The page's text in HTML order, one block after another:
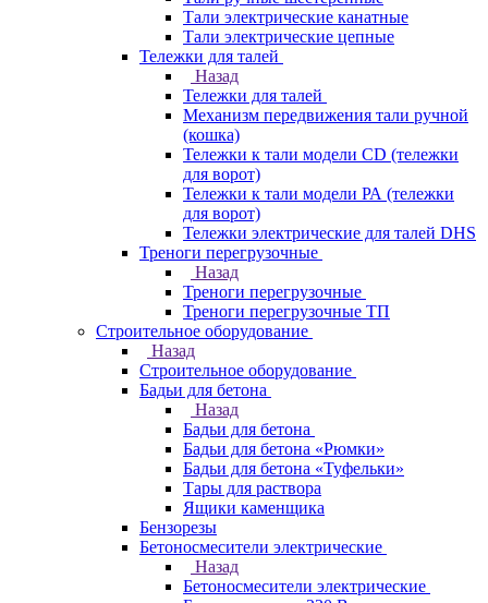
Тали электрические канатные
Тали электрические цепные
Тележки для талей
Назад
Тележки для талей
Механизм передвижения тали ручной
(кошка)
Тележки к тали модели CD (тележки
для ворот)
Тележки к тали модели РА (тележки
для ворот)
Тележки электрические для талей DHS
Треноги перегрузочные
Назад
Треноги перегрузочные
Треноги перегрузочные ТП
Строительное оборудование
Назад
Строительное оборудование
Бадьи для бетона
Назад
Бадьи для бетона
Бадьи для бетона «Рюмки»
Бадьи для бетона «Туфельки»
Тары для раствора
Ящики каменщика
Бензорезы
Бетоносмесители электрические
Назад
Бетоносмесители электрические